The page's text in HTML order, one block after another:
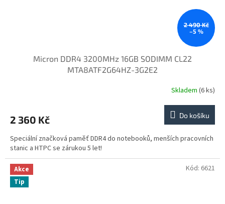
2 490 Kč
–5 %
Micron DDR4 3200MHz 16GB SODIMM CL22
MTA8ATF2G64HZ-3G2E2
Skladem (6 ks)
2 360 Kč Do košíku
Speciální značková paměť DDR4 do notebooků, menších pracovních
stanic a HTPC se zárukou 5 let!
Akce
Tip
Kód: 6621